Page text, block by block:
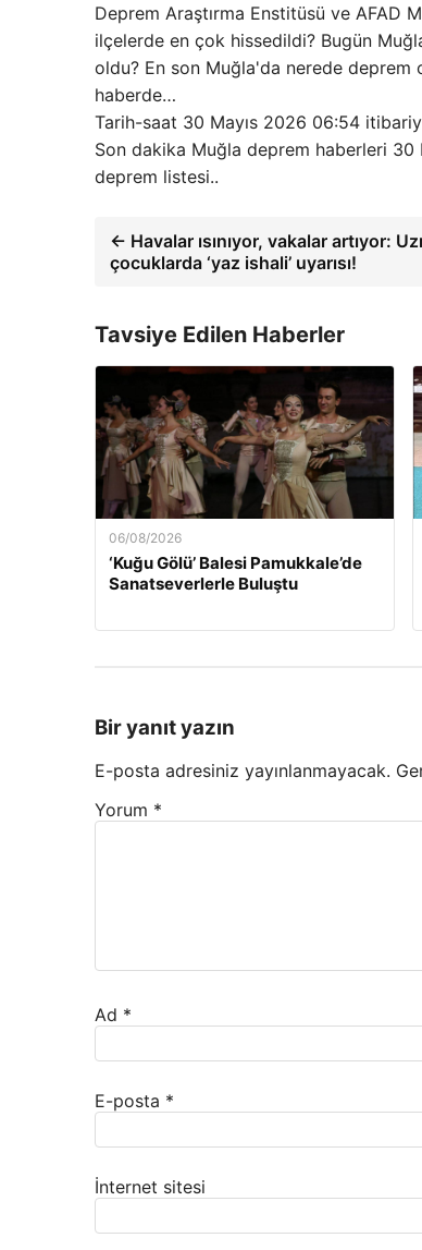
Deprem Araştırma Enstitüsü ve AFAD
ilçelerde en çok hissedildi? Bugün
oldu? En son Muğla'da nerede
haberde…
Tarih-saat 30 Mayıs 2026 06:54
Son dakika Muğla deprem haberleri 30
deprem listesi..
← Havalar ısınıyor, vakalar artıyor:
çocuklarda ‘yaz ishali’ uyarısı!
Tavsiye Edilen Haberler
06/08/2026
‘Kuğu Gölü’ Balesi Pamukkale’de
Sanatseverlerle Buluştu
Bir yanıt yazın
E-posta adresiniz yayınlanmayacak.
Yorum *
Ad *
E-posta *
İnternet sitesi